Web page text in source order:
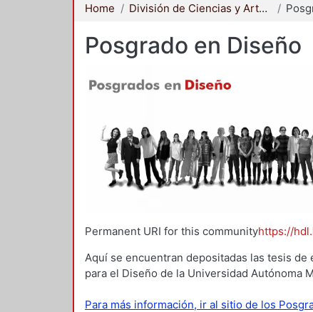
Home División de Ciencias y Artes para el Diseño
Posgrado en Diseño
Permanent URI for this communityhttps://
Aquí se encuentran depositadas las tesis
para el Diseño de la Universidad Autónoma
Para más información, ir al sitio de los